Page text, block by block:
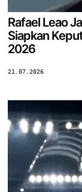
Rafael Leao
Siapkan
2026
21.07.2026